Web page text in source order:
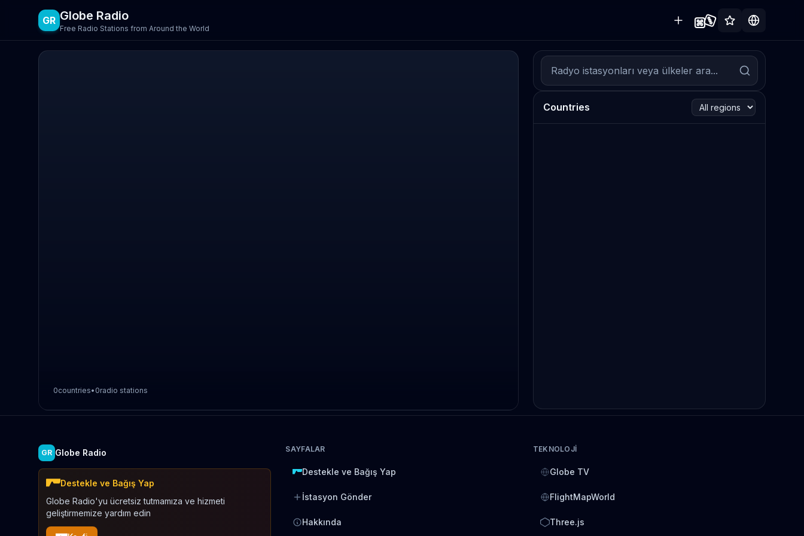
GR Globe Radio
Free Radio Stations from Around the World
0countries• 0radio stations
Countries
GR Globe Radio
Destekle ve Bağış Yap
Globe Radio'yu ücretsiz tutmamıza ve hizmeti
geliştirmemize yardım edin
SAYFALAR
Destekle ve Bağış Yap
İstasyon Gönder
Hakkında
TEKNOLOJI
Globe TV
FlightMapWorld
Three.js